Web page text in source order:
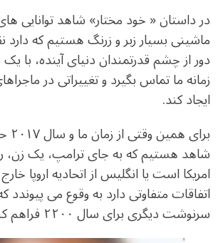
در داستان « خود مختار» شاهد توانایی
ماشینی بسیار زبر و زرنگ هستیم که
دور از چشم قدرتمندان دنیای آینده، با یک
زمانه ما تماس بگیرد و تغییراتی در
ایجاد کند.
شاهد هستیم که به جای ترامپ، یک زن،
امریکا است یا انگلیس از اتحادیه اروپا
اتفاقات متفاوتی دارد به وقوع می پیوندد
سرنوشت دیگری برای سال ۲۲۰۰ فراهم کند.